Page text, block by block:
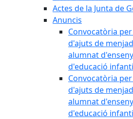
Actes de la Junta de
Anuncis
Convocatòria
d'ajuts de
alumnat
d'educació
Convocatòria
d'ajuts de
alumnat
d'educació